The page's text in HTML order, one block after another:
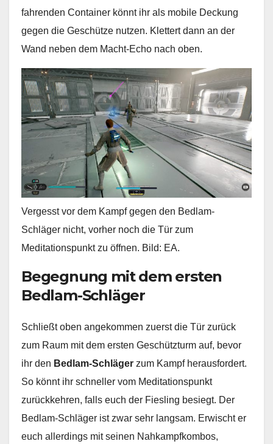
fahrenden Container könnt ihr als mobile Deckung
gegen die Geschütze nutzen. Klettert dann an der
Wand neben dem Macht-Echo nach oben.
Vergesst vor dem Kampf gegen den Bedlam-
Schläger nicht, vorher noch die Tür zum
Meditationspunkt zu öffnen. Bild: EA.
Begegnung mit dem ersten
Bedlam-Schläger
Schließt oben angekommen zuerst die Tür zurück
zum Raum mit dem ersten Geschützturm auf, bevor
ihr den Bedlam-Schläger zum Kampf herausfordert.
So könnt ihr schneller vom Meditationspunkt
zurückkehren, falls euch der Fiesling besiegt. Der
Bedlam-Schläger ist zwar sehr langsam. Erwischt er
euch allerdings mit seinen Nahkampfkombos,